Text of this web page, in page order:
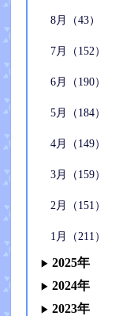
8月（43）
7月（152）
6月（190）
5月（184）
4月（149）
3月（159）
2月（151）
1月（211）
2025年
2024年
2023年